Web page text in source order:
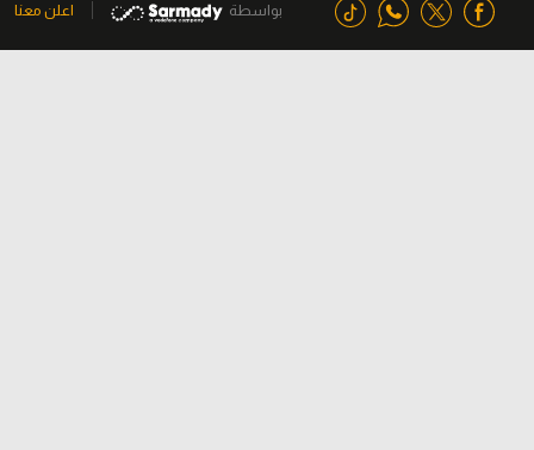
بواسطة اعلن معنا